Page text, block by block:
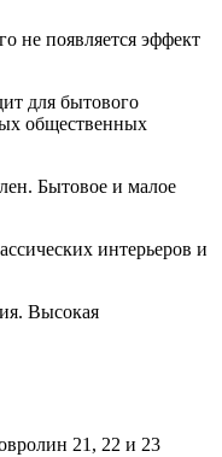
не появляется эффект
для бытового
общественных
Бытовое и малое
интерьеров и
Высокая
21, 22 и 23